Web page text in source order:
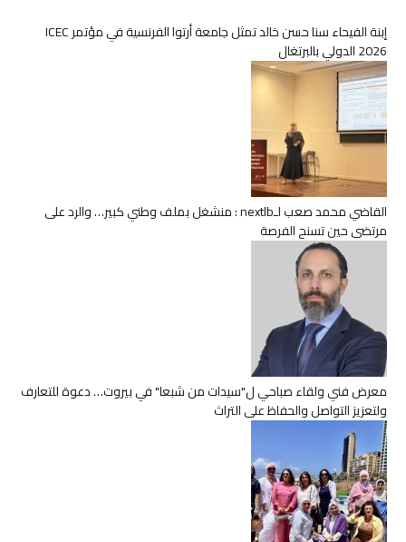
إبنة الفيحاء سنا حسن خالد تمثل جامعة أرتوا الفرنسية في مؤتمر ICEC
2026 الدولي بالبرتغال
القاضي محمد صعب لـnextlb : منشغل بملف وطني كبير… والرد على
مرتضى حين تسنح الفرصة
معرض فني ولقاء صباحي ل"سيدات من شبعا" في بيروت… دعوة للتعارف
ولتعزيز التواصل والحفاظ على التراث